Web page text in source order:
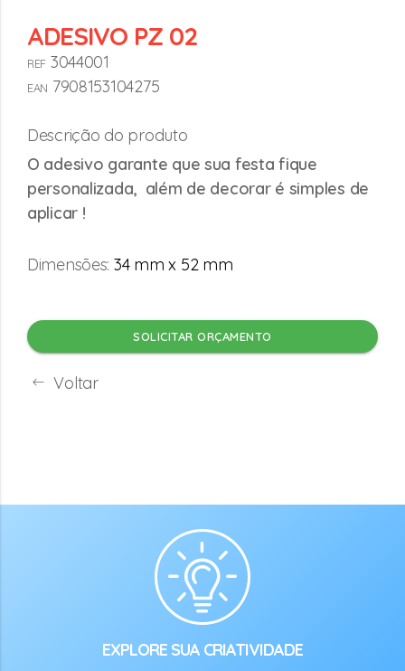
ADESIVO PZ 02
REF 3044001
EAN 7908153104275
Descrição do produto
O adesivo garante que sua festa fique
personalizada, além de decorar é simples de
aplicar !
Dimensões: 34 mm x 52 mm
SOLICITAR ORÇAMENTO
Voltar
EXPLORE SUA CRIATIVIDADE